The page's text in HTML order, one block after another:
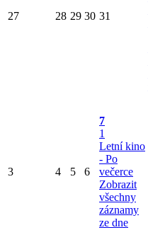
27 28 29 30 31
3 4 5 6
7
1
Letní kino
- Po
večerce
Zobrazit
všechny
záznamy
ze dne